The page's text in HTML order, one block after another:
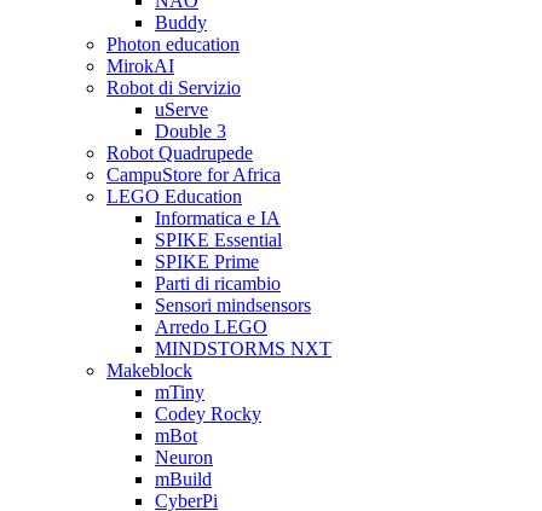
Buddy
Photon education
MirokAI
Robot di Servizio
uServe
Double 3
Robot Quadrupede
CampuStore for Africa
LEGO Education
Informatica e IA
SPIKE Essential
SPIKE Prime
Parti di ricambio
Sensori mindsensors
Arredo LEGO
MINDSTORMS NXT
Makeblock
mTiny
Codey Rocky
mBot
Neuron
mBuild
CyberPi